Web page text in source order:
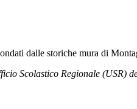
dalle storiche mura di
Scolastico Regionale (USR)